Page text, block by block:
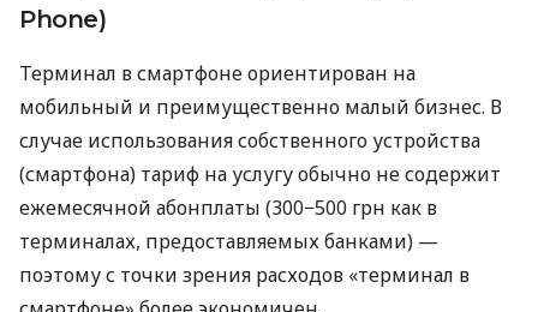
Phone)
Терминал в смартфоне ориентирован на
мобильный и преимущественно малый бизнес. В
случае использования собственного устройства
(смартфона) тариф на услугу обычно не содержит
ежемесячной абонплаты (300−500 грн как в
терминалах, предоставляемых банками) —
поэтому с точки зрения расходов «терминал в